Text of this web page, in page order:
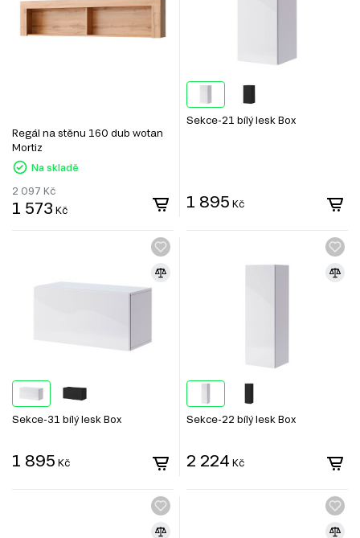
Regál na stěnu 160 dub wotan
Mortiz
Na skladě
2 097 Kč
1 573 Kč
Sekce-21 bílý lesk Box
1 895 Kč
Sekce-31 bílý lesk Box
1 895 Kč
Sekce-22 bílý lesk Box
2 224 Kč